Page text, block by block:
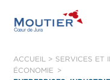
Moutier
ACCUEIL > SERVICES ET
ÉCONOMIE